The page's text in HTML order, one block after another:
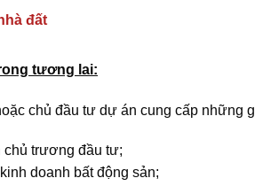
đất
tương lai:
chủ đầu tư dự án cung cấp những
chủ trương đầu tư;
doanh bất động sản;